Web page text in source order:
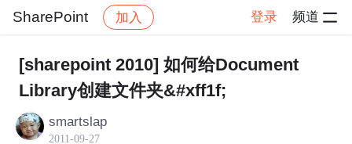
SharePoint 加入 登录 频道
社区 SharePoint 帖子详情
[sharepoint 2010] 如何给Document
Library创建文件夹&#xff1f;
smartslap
2011-09-27